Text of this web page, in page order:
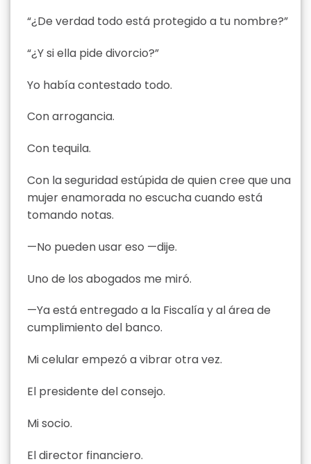
“¿De verdad todo está protegido a tu nombre?”
“¿Y si ella pide divorcio?”
Yo había contestado todo.
Con arrogancia.
Con tequila.
Con la seguridad estúpida de quien cree que una
mujer enamorada no escucha cuando está
tomando notas.
—No pueden usar eso —dije.
Uno de los abogados me miró.
—Ya está entregado a la Fiscalía y al área de
cumplimiento del banco.
Mi celular empezó a vibrar otra vez.
El presidente del consejo.
Mi socio.
El director financiero.